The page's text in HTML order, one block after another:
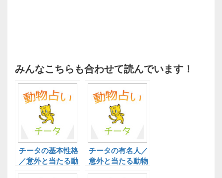
みんなこちらも合わせて読んでいます！
チータの基本性格
／意外と当たる動
物占い！
チータの有名人／
意外と当たる動物
占い！